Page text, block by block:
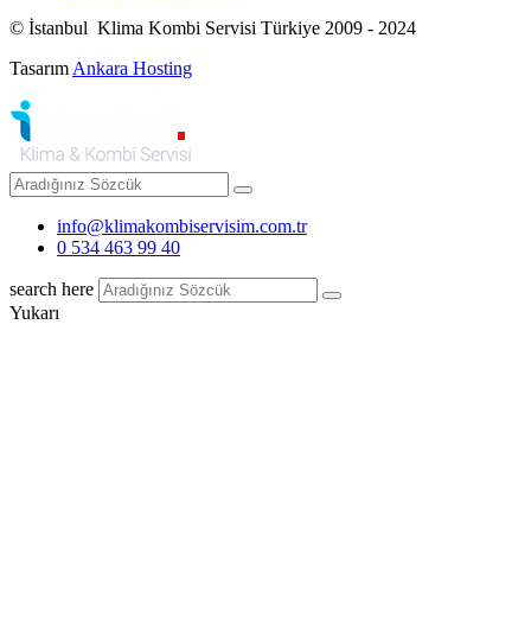
© İstanbul Klima Kombi Servisi Türkiye 2009 - 2024
TasarımAnkara Hosting
info@klimakombiservisim.com.tr
0 534 463 99 40
search here
Yukarı